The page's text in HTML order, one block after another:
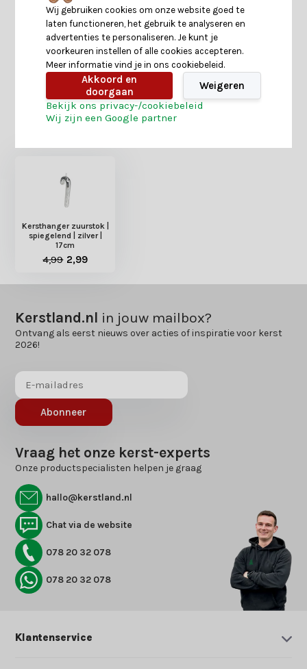
Reviews
Heb je nog interesse in deze recent bekeken
Kersthanger zuurstok |
spiegelend | zilver |
17cm
4,99 2,99
Kerstland.nl in jouw mailbox?
Ontvang als eerst nieuws over acties of inspiratie voor kerst
2026!
Abonneer
Vraag het onze kerst-experts
Onze productspecialisten helpen je graag
hallo@kerstland.nl
Chat via de website
078 20 32 078
078 20 32 078
Klantenservice
Wij gebruiken cookies om onze website goed te
laten functioneren, het gebruik te analyseren en
advertenties te personaliseren. Je kunt je
voorkeuren instellen of alle cookies accepteren.
Meer informatie vind je in ons cookiebeleid.
Akkoord en
doorgaan
Weigeren
Bekijk ons privacy-/cookiebeleid
Wij zijn een Google partner